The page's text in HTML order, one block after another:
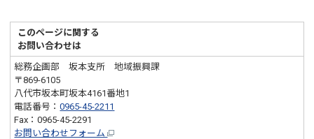
このページに関する
お問い合わせは
総務企画部 坂本支所 地域振興課
〒869-6105
八代市坂本町坂本4161番地1
電話番号：0965-45-2211
Fax：0965-45-2291
お問い合わせフォーム